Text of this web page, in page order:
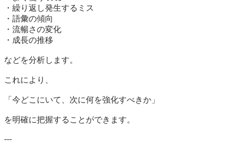
・繰り返し発生するミス
・語彙の傾向
・流暢さの変化
・成長の推移
などを分析します。
これにより、
「今どこにいて、次に何を強化すべきか」
を明確に把握することができます。
---